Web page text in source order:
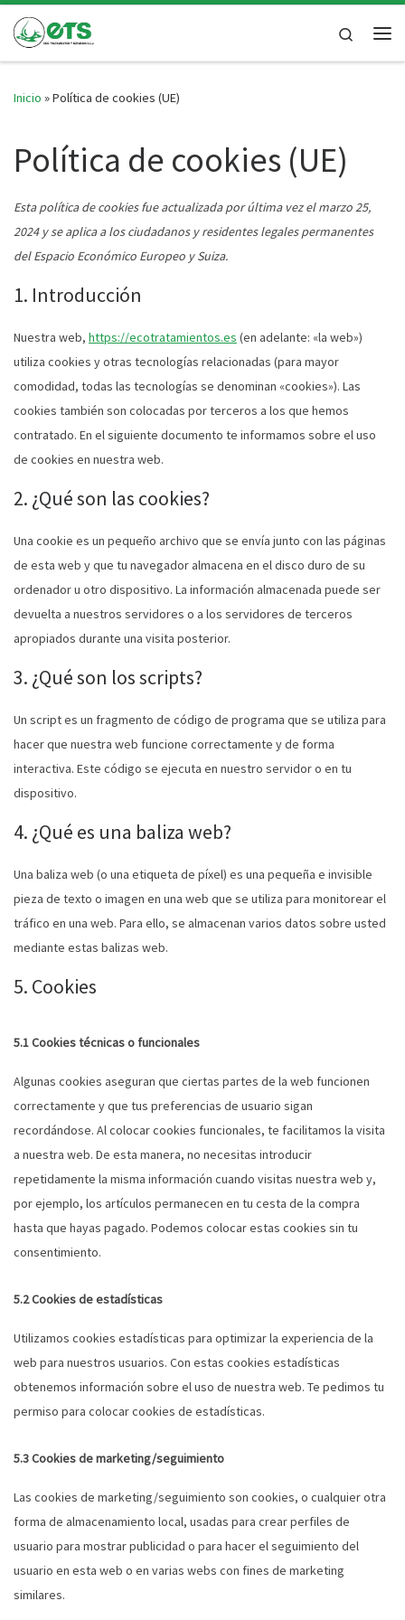
Saltar al contenido Search
Inicio »Política de cookies (UE)
Política de cookies (UE)
Esta política de cookies fue actualizada por última vez el marzo 25,
2024 y se aplica a los ciudadanos y residentes legales permanentes
del Espacio Económico Europeo y Suiza.
1. Introducción
Nuestra web, https://ecotratamientos.es (en adelante: «la web»)
utiliza cookies y otras tecnologías relacionadas (para mayor
comodidad, todas las tecnologías se denominan «cookies»). Las
cookies también son colocadas por terceros a los que hemos
contratado. En el siguiente documento te informamos sobre el uso
de cookies en nuestra web.
2. ¿Qué son las cookies?
Una cookie es un pequeño archivo que se envía junto con las páginas
de esta web y que tu navegador almacena en el disco duro de su
ordenador u otro dispositivo. La información almacenada puede ser
devuelta a nuestros servidores o a los servidores de terceros
apropiados durante una visita posterior.
3. ¿Qué son los scripts?
Un script es un fragmento de código de programa que se utiliza para
hacer que nuestra web funcione correctamente y de forma
interactiva. Este código se ejecuta en nuestro servidor o en tu
dispositivo.
4. ¿Qué es una baliza web?
Una baliza web (o una etiqueta de píxel) es una pequeña e invisible
pieza de texto o imagen en una web que se utiliza para monitorear el
tráfico en una web. Para ello, se almacenan varios datos sobre usted
mediante estas balizas web.
5. Cookies
5.1 Cookies técnicas o funcionales
Algunas cookies aseguran que ciertas partes de la web funcionen
correctamente y que tus preferencias de usuario sigan
recordándose. Al colocar cookies funcionales, te facilitamos la visita
a nuestra web. De esta manera, no necesitas introducir
repetidamente la misma información cuando visitas nuestra web y,
por ejemplo, los artículos permanecen en tu cesta de la compra
hasta que hayas pagado. Podemos colocar estas cookies sin tu
consentimiento.
5.2 Cookies de estadísticas
Utilizamos cookies estadísticas para optimizar la experiencia de la
web para nuestros usuarios. Con estas cookies estadísticas
obtenemos información sobre el uso de nuestra web. Te pedimos tu
permiso para colocar cookies de estadísticas.
5.3 Cookies de marketing/seguimiento
Las cookies de marketing/seguimiento son cookies, o cualquier otra
forma de almacenamiento local, usadas para crear perfiles de
usuario para mostrar publicidad o para hacer el seguimiento del
usuario en esta web o en varias webs con fines de marketing
similares.